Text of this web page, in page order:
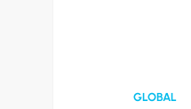
GLOBAL